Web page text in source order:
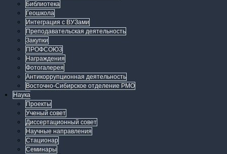
Библиотека
Геошкола
Интеграция с ВУЗами
Преподавательская деятельность
Закупки
ПРОФСОЮЗ
Награждения
Фотогалерея
Антикоррупционная деятельность
Восточно-Сибирское отделение РМО
Наука
Проекты
Ученый совет
Диссертационный совет
Научные направления
Стационар
Семинары